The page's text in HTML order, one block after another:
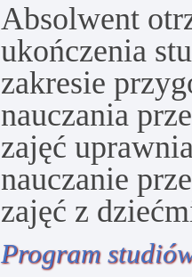
Absolwent
ukończenia
zakresie
nauczania
zajęć
nauczanie
zajęć z
Program